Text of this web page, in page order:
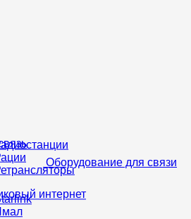
Оборудование для связи
интернет